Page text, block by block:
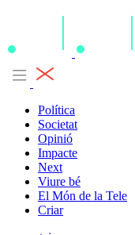
Política
Societat
Opinió
Impacte
Next
Viure bé
El Món de la Tele
Criar